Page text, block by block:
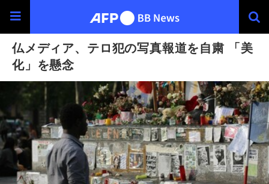
仏メディア、テロ犯の写真報道を自粛 「美
化」を懸念